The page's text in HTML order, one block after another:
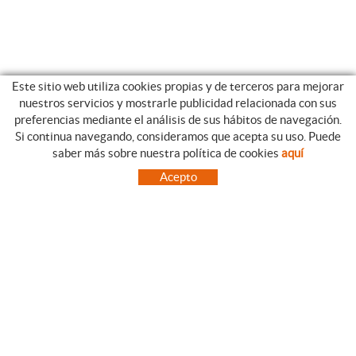
CATEGORIAS GUIA DE COMPRA
CONDICIONES DE COMPRA
PAGO
Este sitio web utiliza cookies propias y de terceros para mejorar
nuestros servicios y mostrarle publicidad relacionada con sus
preferencias mediante el análisis de sus hábitos de navegación.
Si continua navegando, consideramos que acepta su uso. Puede
saber más sobre nuestra política de cookies aquí
Acepto